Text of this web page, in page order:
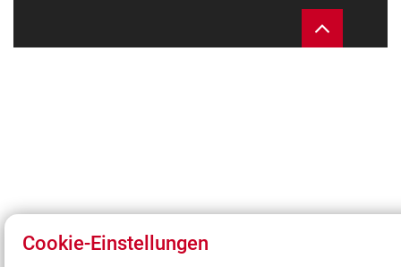
Cookie-Einstellungen